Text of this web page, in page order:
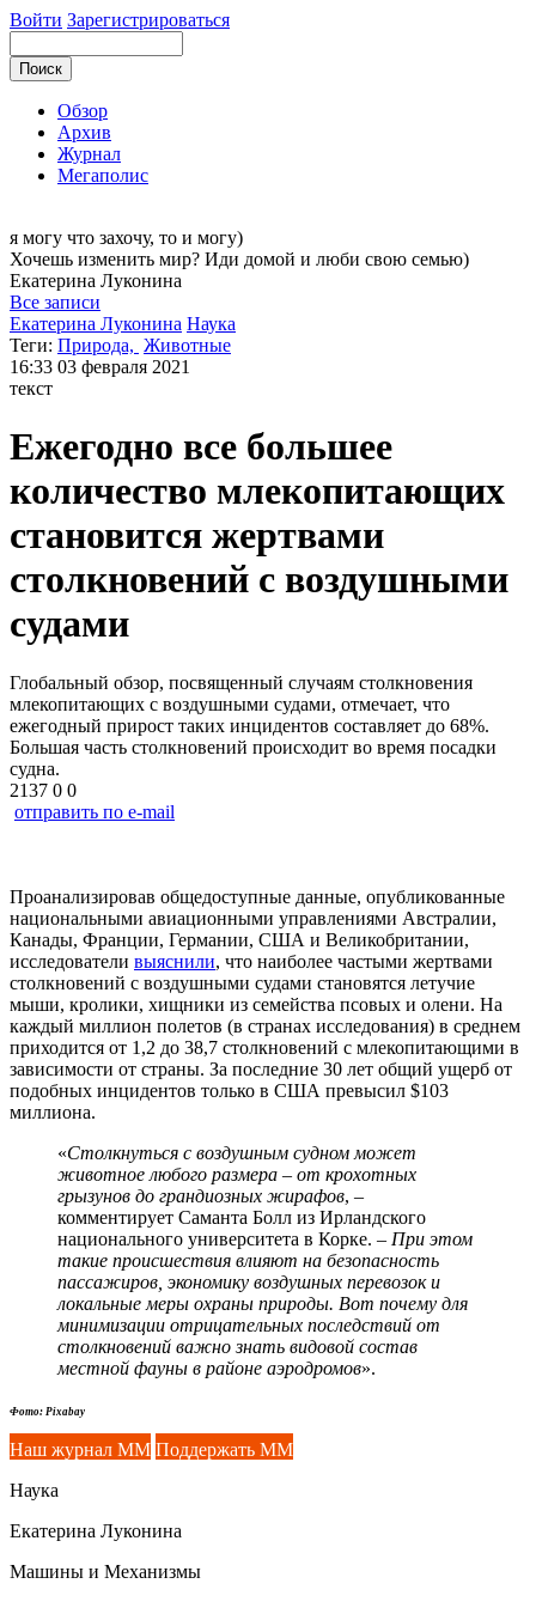
Войти Зарегистрироваться
Обзор
Архив
Журнал
Мегаполис
я могу что захочу, то и могу)
Хочешь изменить мир? Иди домой и люби свою семью)
Екатерина Луконина
Все записи
Екатерина Луконина Наука
Теги: Природа, Животные
16:33 03 февраля 2021
текст
Ежегодно все большее
количество млекопитающих
становится жертвами
столкновений с воздушными
судами
Глобальный обзор, посвященный случаям столкновения
млекопитающих с воздушными судами, отмечает, что
ежегодный прирост таких инцидентов составляет до 68%.
Большая часть столкновений происходит во время посадки
судна.
2137 0 0
отправить по e-mail
Проанализировав общедоступные данные, опубликованные
национальными авиационными управлениями Австралии,
Канады, Франции, Германии, США и Великобритании,
исследователи выяснили, что наиболее частыми жертвами
столкновений с воздушными судами становятся летучие
мыши, кролики, хищники из семейства псовых и олени. На
каждый миллион полетов (в странах исследования) в среднем
приходится от 1,2 до 38,7 столкновений с млекопитающими в
зависимости от страны. За последние 30 лет общий ущерб от
подобных инцидентов только в США превысил $103
миллиона.
«Столкнуться с воздушным судном может
животное любого размера – от крохотных
грызунов до грандиозных жирафов, –
комментирует Саманта Болл из Ирландского
национального университета в Корке. – При этом
такие происшествия влияют на безопасность
пассажиров, экономику воздушных перевозок и
локальные меры охраны природы. Вот почему для
минимизации отрицательных последствий от
столкновений важно знать видовой состав
местной фауны в районе аэродромов».
Фото: Pixabay
Наш журнал ММ Поддержать ММ
Наука
Екатерина Луконина
Машины и Механизмы